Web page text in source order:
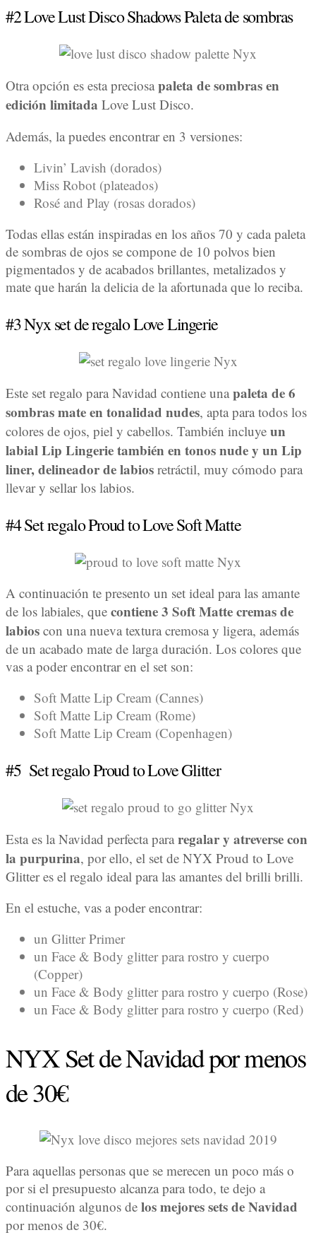
#2 Love Lust Disco Shadows Paleta de sombras
Otra opción es esta preciosa paleta de sombras en
edición limitada Love Lust Disco.
Además, la puedes encontrar en 3 versiones:
Livin’ Lavish (dorados)
Miss Robot (plateados)
Rosé and Play (rosas dorados)
Todas ellas están inspiradas en los años 70 y cada paleta
de sombras de ojos se compone de 10 polvos bien
pigmentados y de acabados brillantes, metalizados y
mate que harán la delicia de la afortunada que lo reciba.
#3 Nyx set de regalo Love Lingerie
Este set regalo para Navidad contiene una paleta de 6
sombras mate en tonalidad nudes, apta para todos los
colores de ojos, piel y cabellos. También incluye un
labial Lip Lingerie también en tonos nude y un Lip
liner, delineador de labios retráctil, muy cómodo para
llevar y sellar los labios.
#4 Set regalo Proud to Love Soft Matte
A continuación te presento un set ideal para las amante
de los labiales, que contiene 3 Soft Matte cremas de
labios con una nueva textura cremosa y ligera, además
de un acabado mate de larga duración. Los colores que
vas a poder encontrar en el set son:
Soft Matte Lip Cream (Cannes)
Soft Matte Lip Cream (Rome)
Soft Matte Lip Cream (Copenhagen)
#5 Set regalo Proud to Love Glitter
Esta es la Navidad perfecta para regalar y atreverse con
la purpurina, por ello, el set de NYX Proud to Love
Glitter es el regalo ideal para las amantes del brilli brilli.
En el estuche, vas a poder encontrar:
un Glitter Primer
un Face & Body glitter para rostro y cuerpo
(Copper)
un Face & Body glitter para rostro y cuerpo (Rose)
un Face & Body glitter para rostro y cuerpo (Red)
NYX Set de Navidad por menos
de 30€
Para aquellas personas que se merecen un poco más o
por si el presupuesto alcanza para todo, te dejo a
continuación algunos de los mejores sets de Navidad
por menos de 30€.